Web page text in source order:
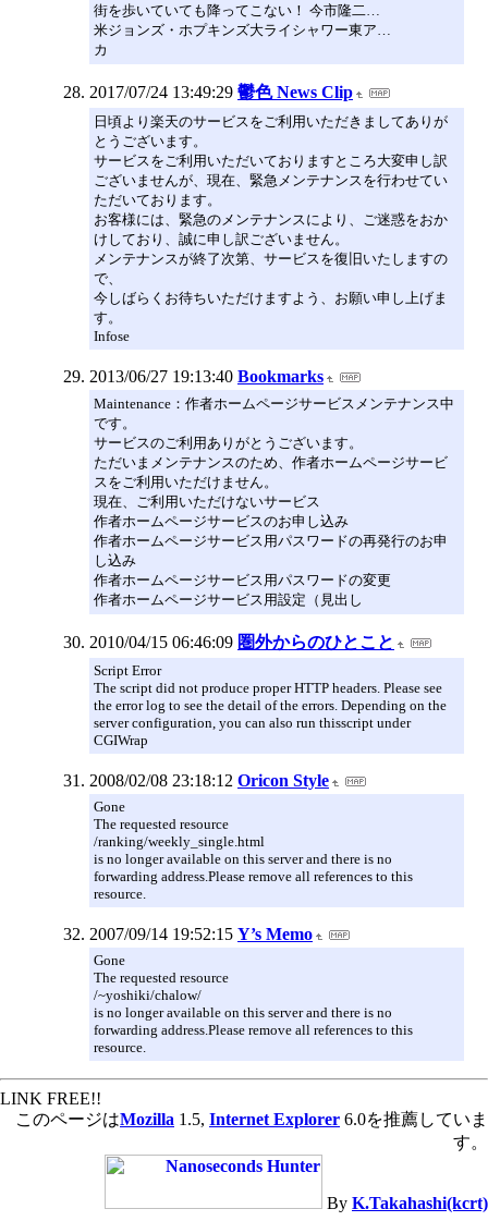
街を歩いていても降ってこない！ 今市隆二…
米ジョンズ・ホプキンズ大ライシャワー東ア…
カ
2017/07/24 13:49:29 鬱色 News Clip
日頃より楽天のサービスをご利用いただきましてありが
とうございます。
サービスをご利用いただいておりますところ大変申し訳
ございませんが、現在、緊急メンテナンスを行わせてい
ただいております。
お客様には、緊急のメンテナンスにより、ご迷惑をおか
けしており、誠に申し訳ございません。
メンテナンスが終了次第、サービスを復旧いたしますの
で、
今しばらくお待ちいただけますよう、お願い申し上げま
す。
Infose
2013/06/27 19:13:40 Bookmarks
Maintenance：作者ホームページサービスメンテナンス中
です。
サービスのご利用ありがとうございます。
ただいまメンテナンスのため、作者ホームページサービ
スをご利用いただけません。
現在、ご利用いただけないサービス
作者ホームページサービスのお申し込み
作者ホームページサービス用パスワードの再発行のお申
し込み
作者ホームページサービス用パスワードの変更
作者ホームページサービス用設定（見出し
2010/04/15 06:46:09 圏外からのひとこと
Script Error
The script did not produce proper HTTP headers. Please see
the error log to see the detail of the errors. Depending on the
server configuration, you can also run thisscript under
CGIWrap
2008/02/08 23:18:12 Oricon Style
Gone
The requested resource
/ranking/weekly_single.html
is no longer available on this server and there is no
forwarding address.Please remove all references to this
resource.
2007/09/14 19:52:15 Y’s Memo
Gone
The requested resource
/~yoshiki/chalow/
is no longer available on this server and there is no
forwarding address.Please remove all references to this
resource.
LINK FREE!!
このページはMozilla 1.5, Internet Explorer 6.0を推薦していま
す。
By K.Takahashi(kcrt)